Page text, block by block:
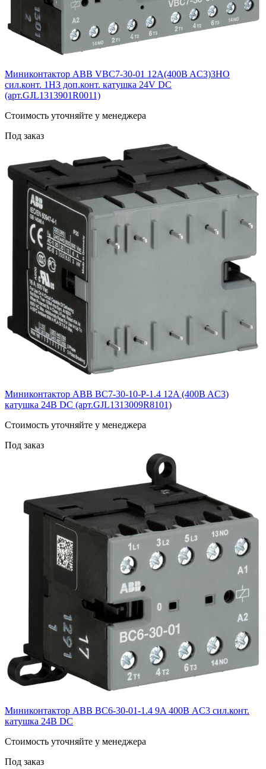
Миниконтактор ABB VBC7-30-01 12A(400B AC3)3НО
сил.конт. 1НЗ доп.конт. катушка 24V DС
(арт.GJL1313901R0011)
Cтоимость уточняйте у менеджера
Под заказ
Миниконтактор ABB ВC7-30-10-P-1.4 12A (400B AC3)
катушка 24B DС (арт.GJL1313009R8101)
Cтоимость уточняйте у менеджера
Под заказ
Миниконтактор ABB ВC6-30-01-1.4 9A 400В AC3 сил.конт.
катушка 24В DC
Cтоимость уточняйте у менеджера
Под заказ